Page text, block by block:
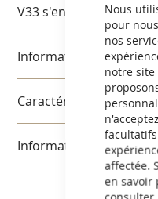
Nous
pour
nos
notre site
affectée.
en savoir
V33 s'engage
Informations produits
Caractéristiques et
Informations